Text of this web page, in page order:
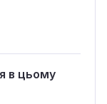
в цьому